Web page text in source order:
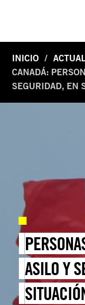
INICIO
CANADÁ:
SEGURIDAD, EN
ASILO Y